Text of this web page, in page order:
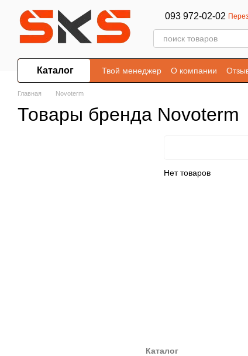
Перейти к основному контенту
093 972-02-02
Каталог Твой менеджер О компании
Главная Novoterm
Товары бренда Novoterm
Нет товаров
Каталог